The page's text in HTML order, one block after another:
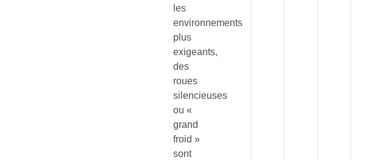
les
environnements
plus
exigeants,
des
roues
silencieuses
ou «
grand
froid »
sont